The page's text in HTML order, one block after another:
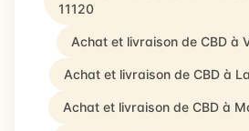
11120
Achat et livraison de CBD à
Achat et livraison de CBD à
Achat et livraison de CBD à